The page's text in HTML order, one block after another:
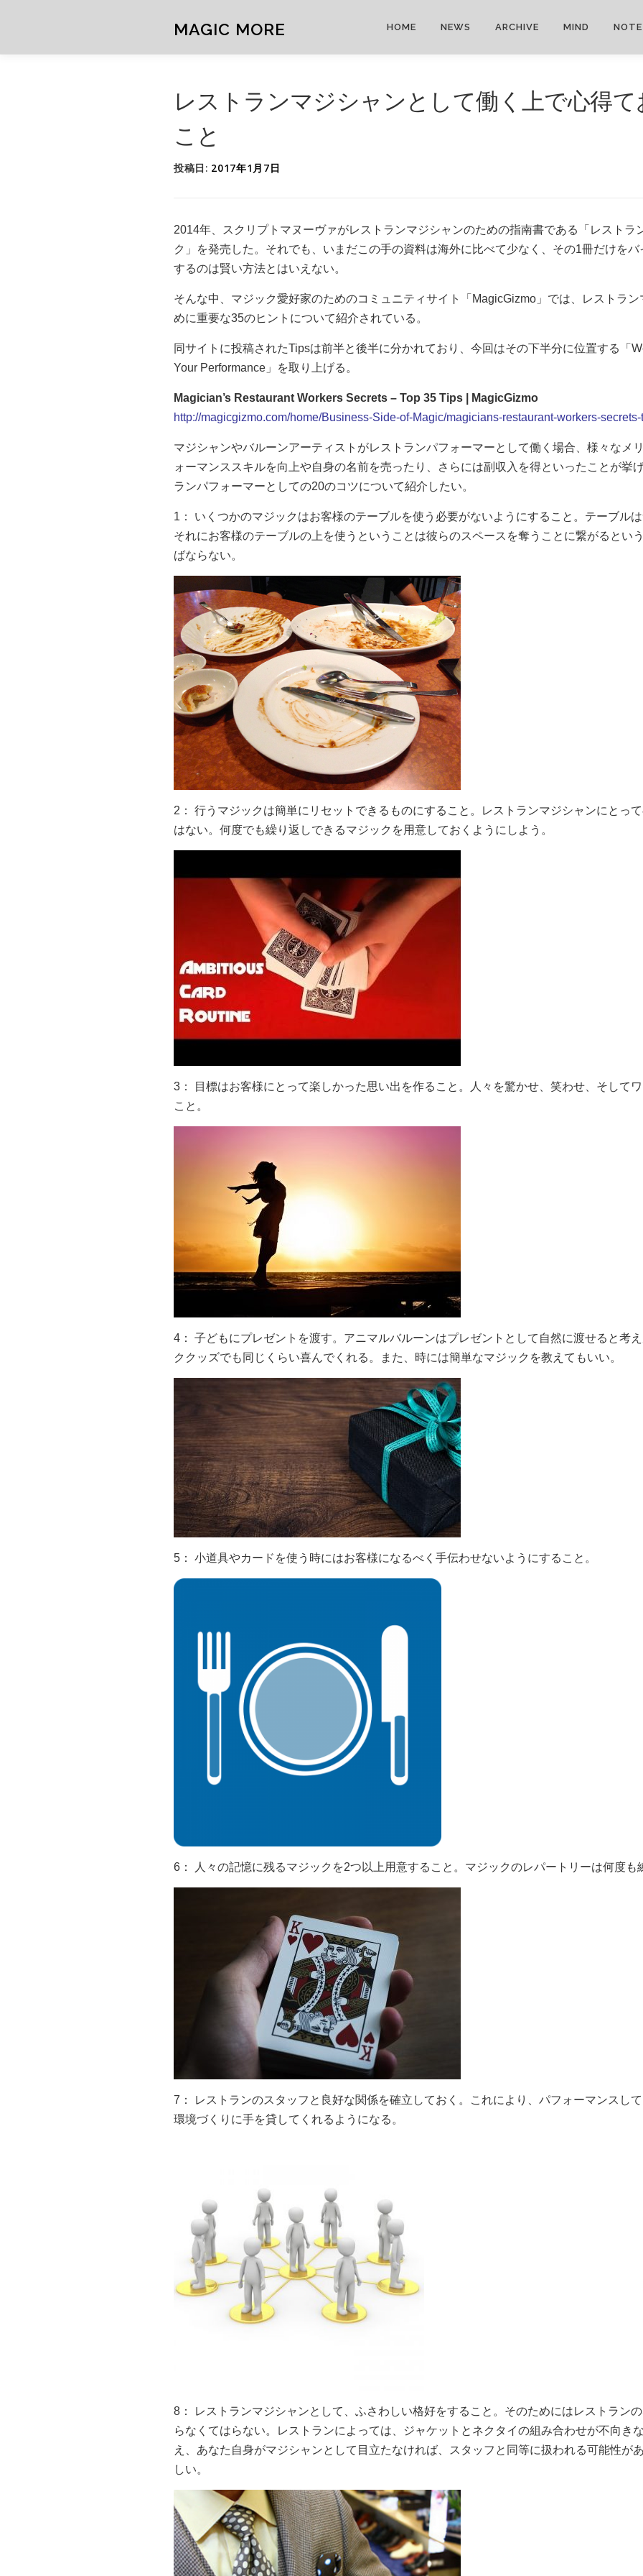
ン
MAGIC MORE HOME NEWS ARCHIVE MIND NOTE
レストランマジシャンとして働く上で心得
こと
投稿日: 2017年1月7日
2014年、スクリプトマヌーヴァがレストランマジシャンのための指南書である「レストラ
ク」を発売した。それでも、いまだこの手の資料は海外に比べて少なく、その1冊だけを
するのは賢い方法とはいえない。
そんな中、マジック愛好家のためのコミュニティサイト「MagicGizmo」では、レストラ
めに重要な35のヒントについて紹介されている。
同サイトに投稿されたTipsは前半と後半に分かれており、今回はその下半分に位置する「
Your Performance」を取り上げる。
Magician’s Restaurant Workers Secrets – Top 35 Tips | MagicGizmo
http://magicgizmo.com/home/Business-Side-of-Magic/magicians-restaurant-workers-secrets-
マジシャンやバルーンアーティストがレストランパフォーマーとして働く場合、様々なメ
ォーマンススキルを向上や自身の名前を売ったり、さらには副収入を得といったことが挙
ランパフォーマーとしての20のコツについて紹介したい。
1： いくつかのマジックはお客様のテーブルを使う必要がないようにすること。テーブルは
それにお客様のテーブルの上を使うということは彼らのスペースを奪うことに繋がるとい
ばならない。
2： 行うマジックは簡単にリセットできるものにすること。レストランマジシャンにとっ
はない。何度でも繰り返しできるマジックを用意しておくようにしよう。
3： 目標はお客様にとって楽しかった思い出を作ること。人々を驚かせ、笑わせ、そして
こと。
4： 子どもにプレゼントを渡す。アニマルバルーンはプレゼントとして自然に渡せると考
ククッズでも同じくらい喜んでくれる。また、時には簡単なマジックを教えてもいい。
5： 小道具やカードを使う時にはお客様になるべく手伝わせないようにすること。
6： 人々の記憶に残るマジックを2つ以上用意すること。マジックのレパートリーは何度も
7： レストランのスタッフと良好な関係を確立しておく。これにより、パフォーマンスし
環境づくりに手を貸してくれるようになる。
8： レストランマジシャンとして、ふさわしい格好をすること。そのためにはレストラン
らなくてはらない。レストランによっては、ジャケットとネクタイの組み合わせが不向き
え、あなた自身がマジシャンとして目立たなければ、スタッフと同等に扱われる可能性が
しい。